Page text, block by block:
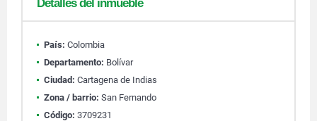
Detalles del inmueble
País: Colombia
Departamento: Bolívar
Ciudad: Cartagena de Indias
Zona / barrio: San Fernando
Código: 3709231